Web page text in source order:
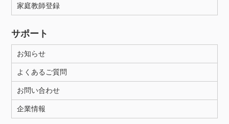
家庭教師登録
サポート
お知らせ
よくあるご質問
お問い合わせ
企業情報